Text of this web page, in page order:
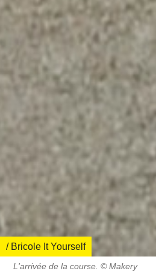
/ Bricole It Yourself
L'arrivée de la course. © Makery